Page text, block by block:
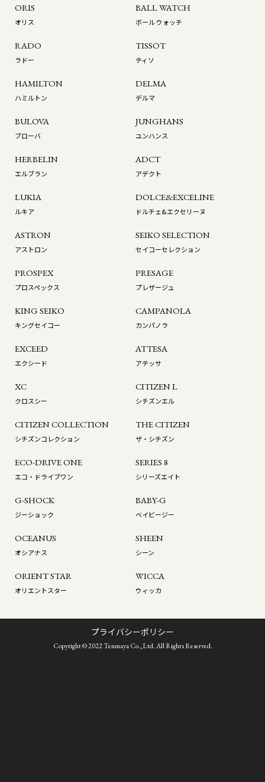
ORIS
オリス
BALL WATCH
ボール ウォッチ
RADO
ラドー
TISSOT
ティソ
HAMILTON
ハミルトン
DELMA
デルマ
BULOVA
ブローバ
JUNGHANS
ユンハンス
HERBELIN
エルブラン
ADCT
アデクト
LUKIA
ルキア
DOLCE&EXCELINE
ドルチェ&エクセリーヌ
ASTRON
アストロン
SEIKO SELECTION
セイコーセレクション
PROSPEX
プロスペックス
PRESAGE
プレザージュ
KING SEIKO
キングセイコー
CAMPANOLA
カンパノラ
EXCEED
エクシード
ATTESA
アテッサ
XC
クロスシー
CITIZEN L
シチズンエル
CITIZEN COLLECTION
シチズンコレクション
THE CITIZEN
ザ・シチズン
ECO-DRIVE ONE
エコ・ドライブワン
SERIES 8
シリーズエイト
G-SHOCK
ジーショック
BABY-G
ベイビージー
OCEANUS
オシアナス
SHEEN
シーン
ORIENT STAR
オリエントスター
WICCA
ウィッカ
プライバシーポリシー
Copyright © 2022 Tenmaya Co.,Ltd. All Rights Reserved.